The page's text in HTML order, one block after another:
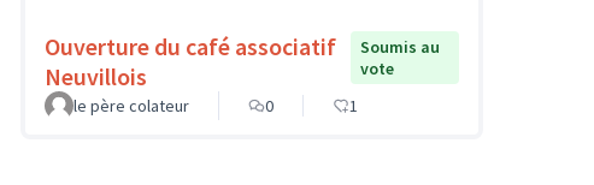
Ouverture du café associatif
Neuvillois
Soumis au
vote
le père colateur
0 1